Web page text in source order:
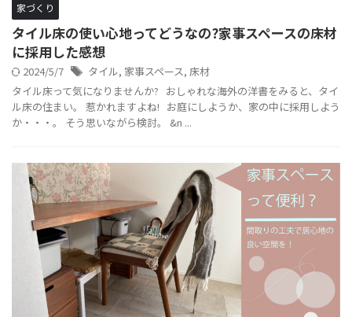
家づくり
タイル床の使い心地ってどうなの?家事スペースの床材
に採用した感想
2024/5/7 タイル, 家事スペース, 床材
タイル床って気になりませんか? おしゃれな海外の洋書をみると、タイ
ル床の住まい。 惹かれますよね! お庭にしようか、家の中に採用しよう
か・・・。 そう思いながら検討。 &n ...